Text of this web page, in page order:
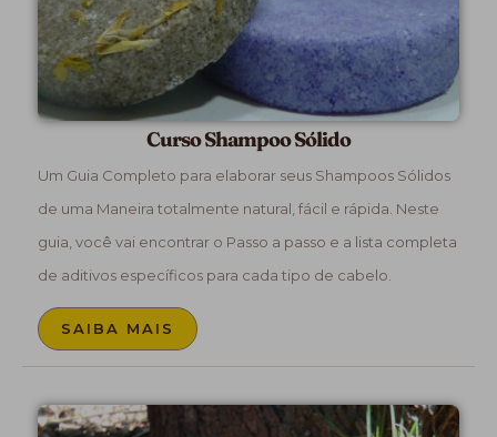
Curso Shampoo Sólido
Um Guia Completo para elaborar seus Shampoos Sólidos
de uma Maneira totalmente natural, fácil e rápida. Neste
guia, você vai encontrar o Passo a passo e a lista completa
de aditivos específicos para cada tipo de cabelo.
SAIBA MAIS